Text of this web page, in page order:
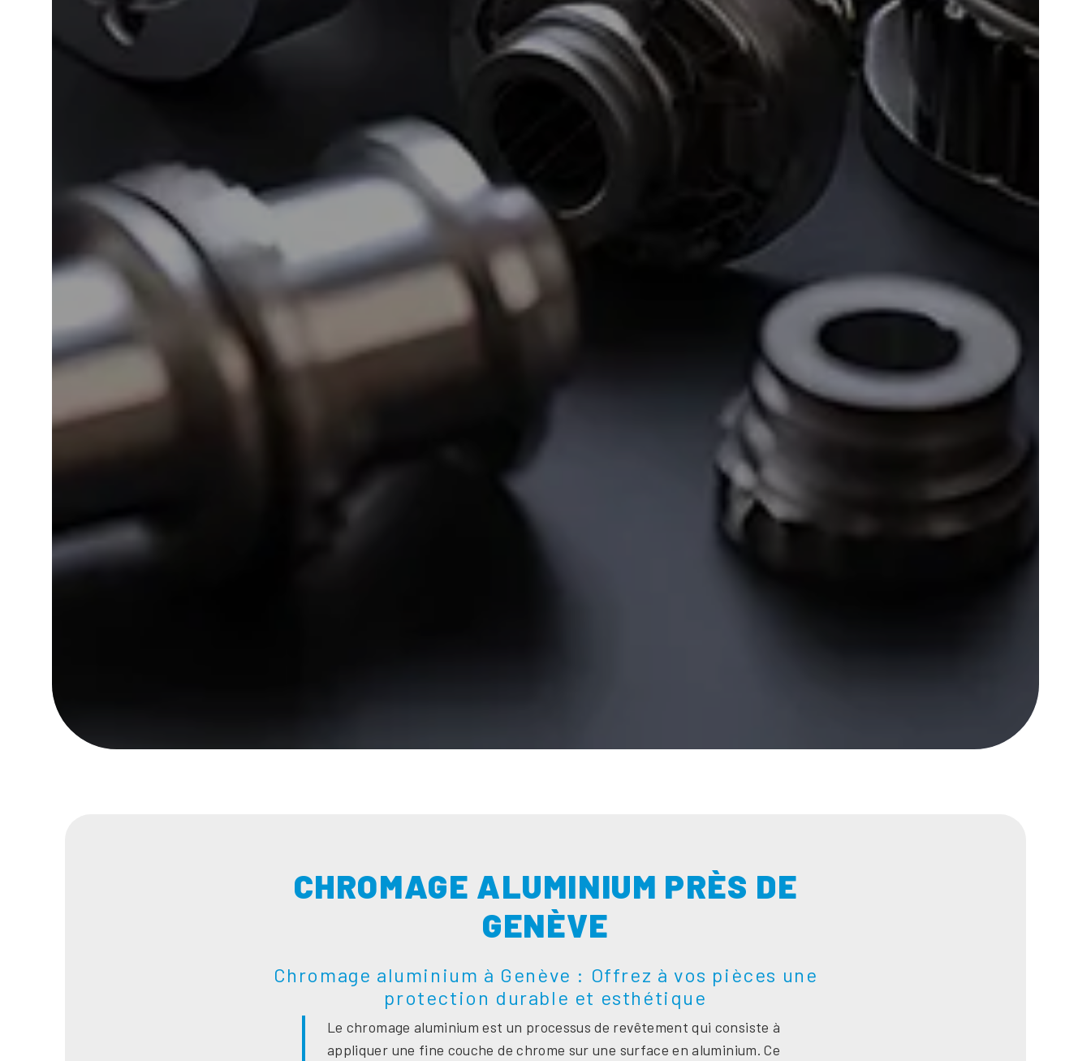
CHROMAGE ALUMINIUM PRÈS DE
GENÈVE
Chromage aluminium à Genève : Offrez à vos pièces une
protection durable et esthétique
Le chromage aluminium est un processus de revêtement qui consiste à
appliquer une fine couche de chrome sur une surface en aluminium. Ce